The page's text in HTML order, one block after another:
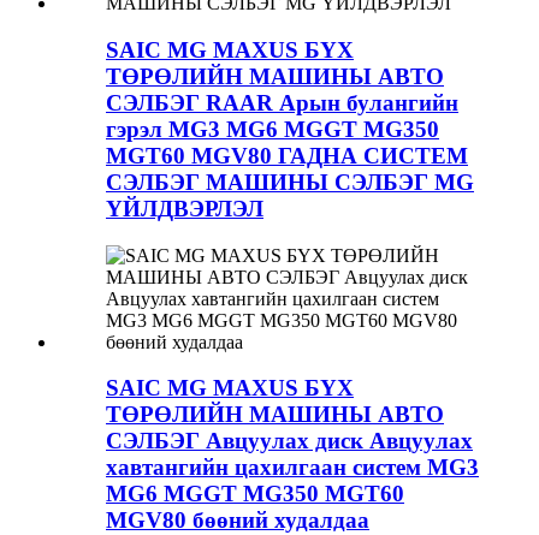
SAIC MG MAXUS БҮХ
ТӨРӨЛИЙН МАШИНЫ АВТО
СЭЛБЭГ RAAR Арын булангийн
гэрэл MG3 MG6 MGGT MG350
MGT60 MGV80 ГАДНА СИСТЕМ
СЭЛБЭГ МАШИНЫ СЭЛБЭГ MG
ҮЙЛДВЭРЛЭЛ
SAIC MG MAXUS БҮХ
ТӨРӨЛИЙН МАШИНЫ АВТО
СЭЛБЭГ Авцуулах диск Авцуулах
хавтангийн цахилгаан систем MG3
MG6 MGGT MG350 MGT60
MGV80 бөөний худалдаа